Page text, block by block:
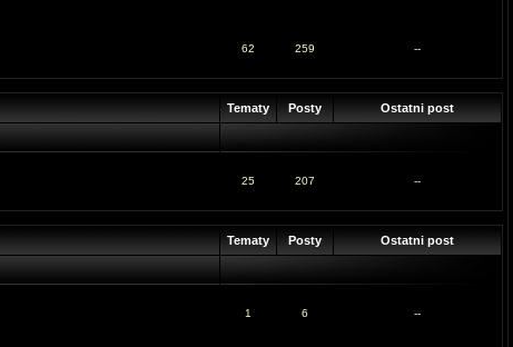
62 259 --
Tematy Posty Ostatni post
25 207 --
Tematy Posty Ostatni post
1 6 --